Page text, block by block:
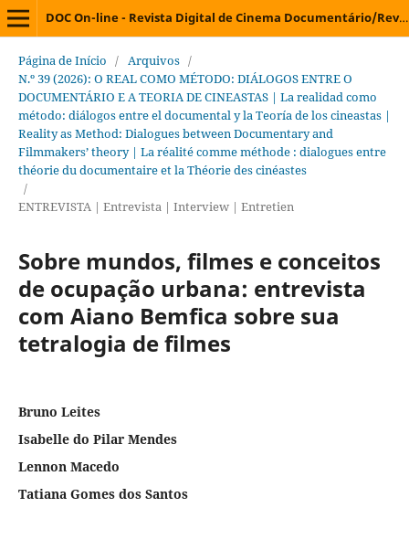
DOC On-line - Revista Digital de Cinema Documentário/Revista Digital de Cine Documental/Digital Journal on Documentary Cinema/Revue Électronique de Cinéma Documentaire
Página de Início / Arquivos /
N.º 39 (2026): O REAL COMO MÉTODO: DIÁLOGOS ENTRE O
DOCUMENTÁRIO E A TEORIA DE CINEASTAS | La realidad como
método: diálogos entre el documental y la Teoría de los cineastas |
Reality as Method: Dialogues between Documentary and
Filmmakers’ theory | La réalité comme méthode : dialogues entre
théorie du documentaire et la Théorie des cinéastes
/
ENTREVISTA | Entrevista | Interview | Entretien
Sobre mundos, filmes e conceitos
de ocupação urbana: entrevista
com Aiano Bemfica sobre sua
tetralogia de filmes
Bruno Leites
Isabelle do Pilar Mendes
Lennon Macedo
Tatiana Gomes dos Santos